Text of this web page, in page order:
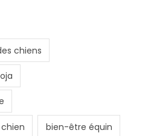
chiens
bien-être équin